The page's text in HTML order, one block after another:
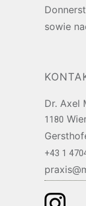
sowie
Dr. Axel
1180
+43 1